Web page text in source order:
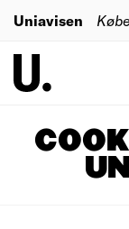
Uniavisen